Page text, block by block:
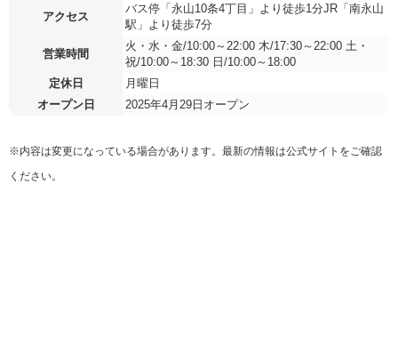
アクセス
バス停「永山10条4丁目」より徒歩1分JR「南永山
駅」より徒歩7分
営業時間
火・水・金/10:00～22:00 木/17:30～22:00 土・
祝/10:00～18:30 日/10:00～18:00
定休日
月曜日
オープン日
2025年4月29日オープン
※内容は変更になっている場合があります。最新の情報は公式サイトをご確認
ください。